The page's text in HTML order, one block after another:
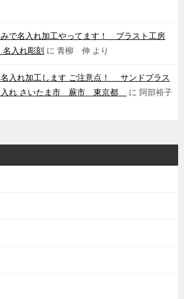
で名入れ加工やってます！ ブラスト工房
入れ彫刻 に 青柳 伸 より
名入れ加工します ご注意点！ サンドブラス
れ さいたま市 蕨市 東京都
に 阿部裕子